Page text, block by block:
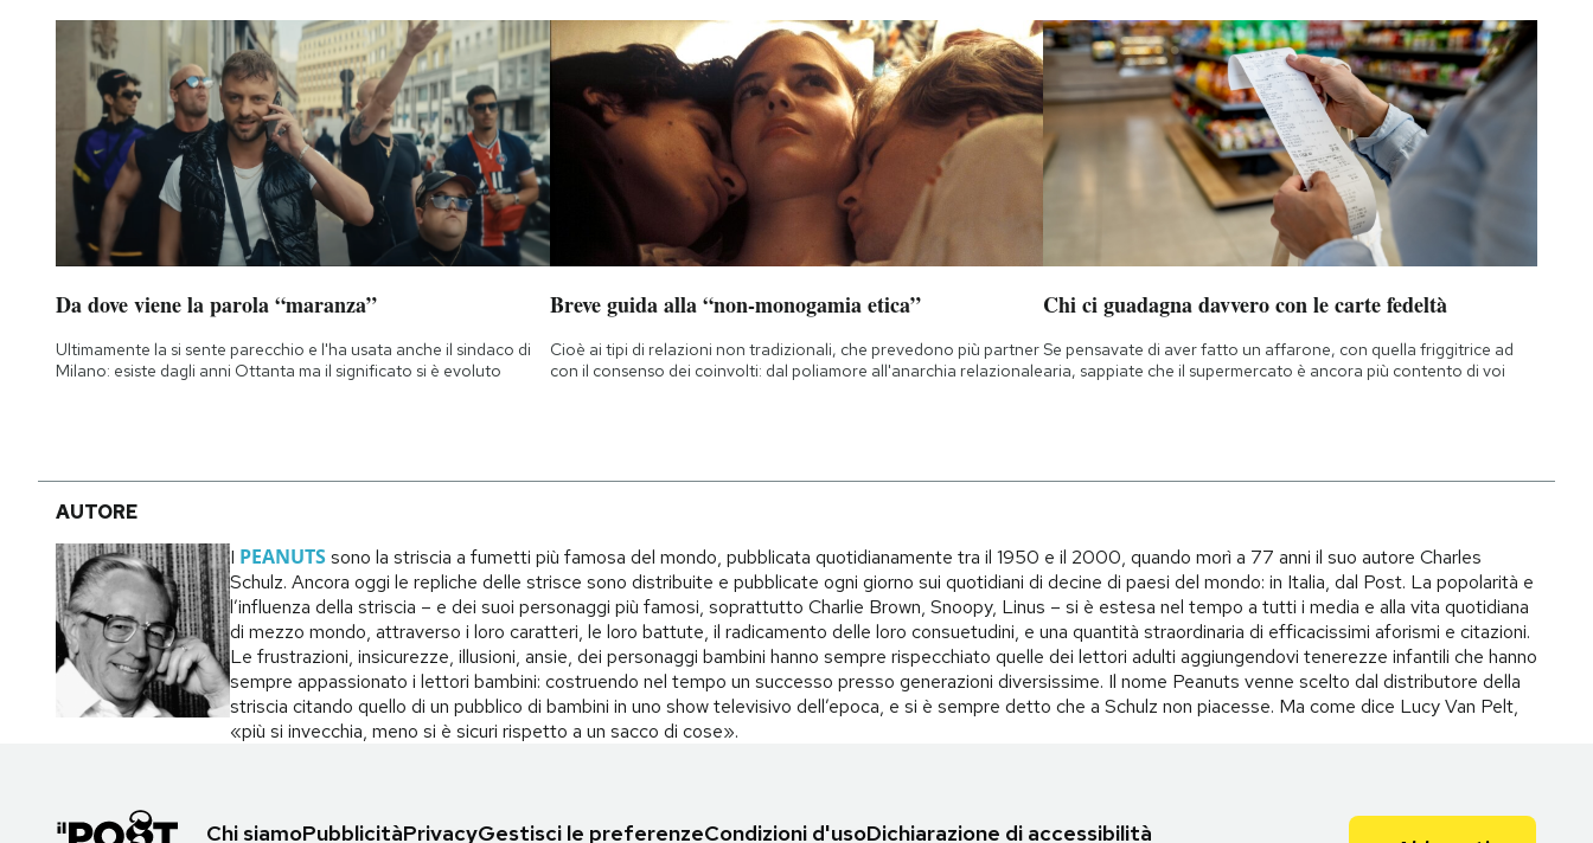
SHOP
CALENDARIO
AREA PERSONALE
Area Personale
Newsletter
Regala il Post
Da dove viene la parola “maranza”
Ultimamente la si sente parecchio e l'ha usata anche il sindaco di
Milano: esiste dagli anni Ottanta ma il significato si è evoluto
Breve guida alla “non-monogamia etica”
Cioè ai tipi di relazioni non tradizionali, che prevedono più partner
con il consenso dei coinvolti: dal poliamore all'anarchia relazionale
Chi ci guadagna davvero con le carte fedeltà
Se pensavate di aver fatto un affarone, con quella friggitrice ad
aria, sappiate che il supermercato è ancora più contento di voi
AUTORE
I PEANUTSsono la striscia a fumetti più famosa del mondo, pubblicata quotidianamente tra il 1950 e il 2000, quando morì a 77 anni il suo autore Charles
Schulz. Ancora oggi le repliche delle strisce sono distribuite e pubblicate ogni giorno sui quotidiani di decine di paesi del mondo: in Italia, dal Post. La popolarità e
l’influenza della striscia – e dei suoi personaggi più famosi, soprattutto Charlie Brown, Snoopy, Linus – si è estesa nel tempo a tutti i media e alla vita quotidiana
di mezzo mondo, attraverso i loro caratteri, le loro battute, il radicamento delle loro consuetudini, e una quantità straordinaria di efficacissimi aforismi e citazioni.
Le frustrazioni, insicurezze, illusioni, ansie, dei personaggi bambini hanno sempre rispecchiato quelle dei lettori adulti aggiungendovi tenerezze infantili che hanno
sempre appassionato i lettori bambini: costruendo nel tempo un successo presso generazioni diversissime. Il nome Peanuts venne scelto dal distributore della
striscia citando quello di un pubblico di bambini in uno show televisivo dell’epoca, e si è sempre detto che a Schulz non piacesse. Ma come dice Lucy Van Pelt,
«più si invecchia, meno si è sicuri rispetto a un sacco di cose».
Chi siamoPubblicitàPrivacyGestisci le preferenzeCondizioni d'usoDichiarazione di accessibilità